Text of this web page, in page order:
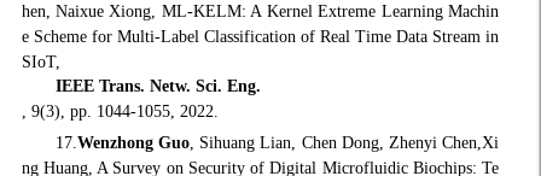
hen, Naixue Xiong, ML-KELM: A Kernel Extreme Learning Machin
e Scheme for Multi-Label Classification of Real Time Data Stream in
SIoT,
IEEE Trans. Netw. Sci. Eng.
, 9(3), pp. 1044-1055, 2022.
17.Wenzhong Guo, Sihuang Lian, Chen Dong, Zhenyi Chen,Xi
ng Huang, A Survey on Security of Digital Microfluidic Biochips: Te